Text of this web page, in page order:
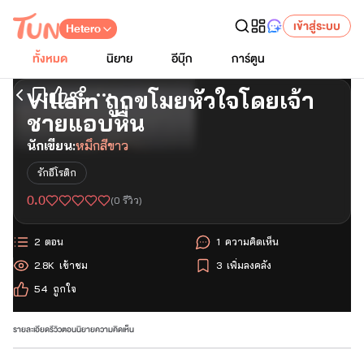
Hetero
เข้าสู่ระบบ
ทั้งหมด
นิยาย อีบุ๊ก การ์ตูน
เริ่มอ่านตอนแรก
Villain ถูกขโมยหัวใจโดยเจ้า
ชายแอบหื่น
นักเขียน:หมึกสีขาว
รักอีโรติก
0.0 (0 รีวิว)
ตอน
2
เข้าชม
2.8K
ถูกใจ
54
ความคิดเห็น
1
เพิ่มลงคลัง
3
รายละเอียดรีวิวตอนนิยายความคิดเห็น